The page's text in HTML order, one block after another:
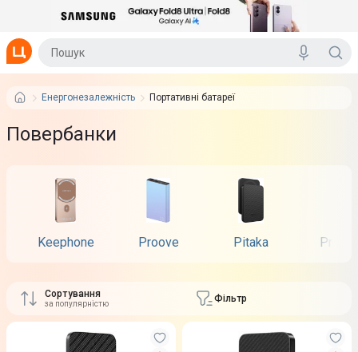
Енергонезалежність Портативні батареї
Повербанки
Keephone Proove Pitaka
Сортування
за популярністю Фільтр